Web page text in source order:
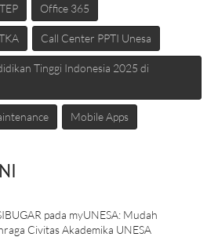
Office 365
Call Center PPTI Unesa
Tinggi Indonesia 2025 di
Mobile Apps
pada myUNESA: Mudah
Civitas Akademika UNESA